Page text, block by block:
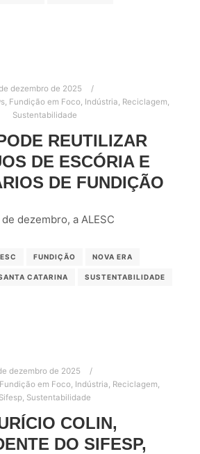
dezembro de 2025
, Fundição em Foco, Indústria, Reciclagem,
Sustentabilidade
REUTILIZAR
DE ESCÓRIA E
DE FUNDIÇÃO
de dezembro, a ALESC
FUNDIÇÃO NOVA ERA
CATARINA SUSTENTABILIDADE
dezembro de 2025
Fundição em Foco, Indústria, Reciclagem,
Sifesp, Sustentabilidade
COLIN,
DO SIFESP,